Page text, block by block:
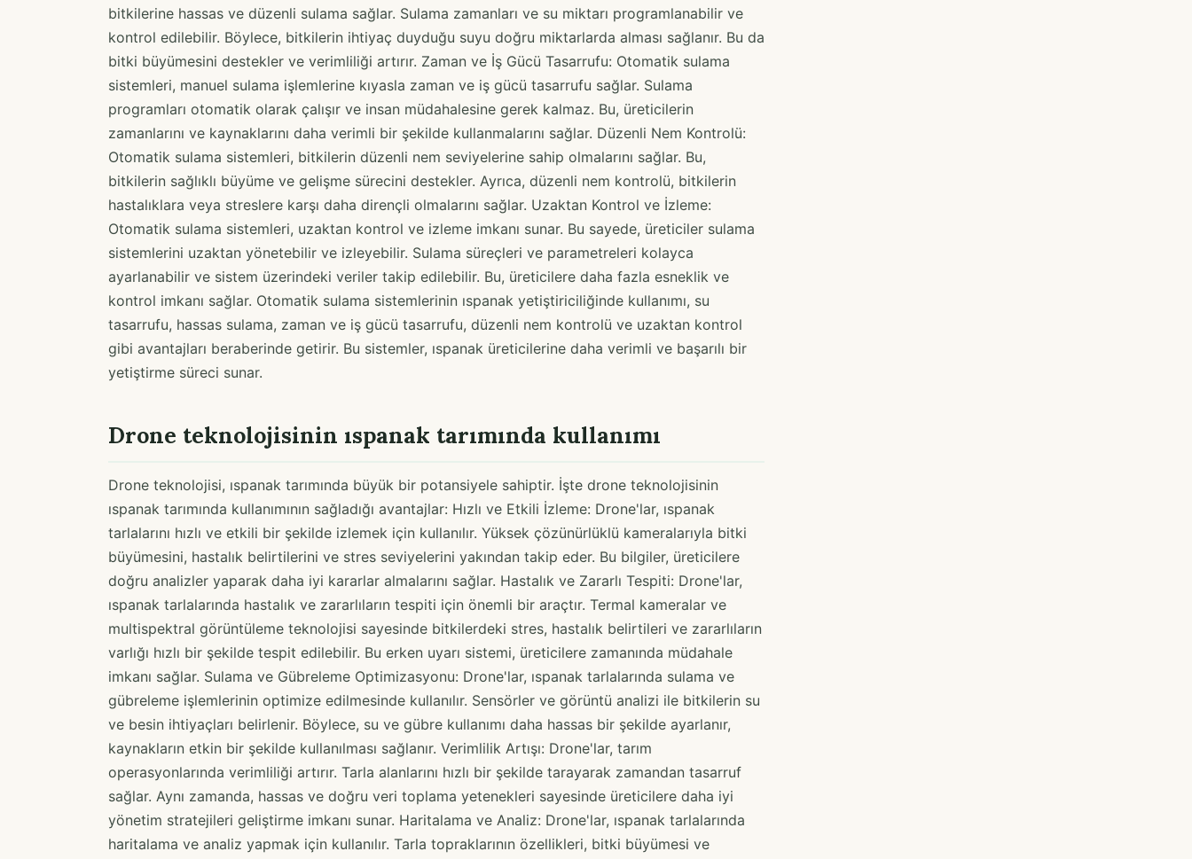
bitkilerine hassas ve düzenli sulama sağlar. Sulama zamanları ve su miktarı programlanabilir ve
kontrol edilebilir. Böylece, bitkilerin ihtiyaç duyduğu suyu doğru miktarlarda alması sağlanır. Bu da
bitki büyümesini destekler ve verimliliği artırır. Zaman ve İş Gücü Tasarrufu: Otomatik sulama
sistemleri, manuel sulama işlemlerine kıyasla zaman ve iş gücü tasarrufu sağlar. Sulama
programları otomatik olarak çalışır ve insan müdahalesine gerek kalmaz. Bu, üreticilerin
zamanlarını ve kaynaklarını daha verimli bir şekilde kullanmalarını sağlar. Düzenli Nem Kontrolü:
Otomatik sulama sistemleri, bitkilerin düzenli nem seviyelerine sahip olmalarını sağlar. Bu,
bitkilerin sağlıklı büyüme ve gelişme sürecini destekler. Ayrıca, düzenli nem kontrolü, bitkilerin
hastalıklara veya streslere karşı daha dirençli olmalarını sağlar. Uzaktan Kontrol ve İzleme:
Otomatik sulama sistemleri, uzaktan kontrol ve izleme imkanı sunar. Bu sayede, üreticiler sulama
sistemlerini uzaktan yönetebilir ve izleyebilir. Sulama süreçleri ve parametreleri kolayca
ayarlanabilir ve sistem üzerindeki veriler takip edilebilir. Bu, üreticilere daha fazla esneklik ve
kontrol imkanı sağlar. Otomatik sulama sistemlerinin ıspanak yetiştiriciliğinde kullanımı, su
tasarrufu, hassas sulama, zaman ve iş gücü tasarrufu, düzenli nem kontrolü ve uzaktan kontrol
gibi avantajları beraberinde getirir. Bu sistemler, ıspanak üreticilerine daha verimli ve başarılı bir
yetiştirme süreci sunar.
Drone teknolojisinin ıspanak tarımında kullanımı
Drone teknolojisi, ıspanak tarımında büyük bir potansiyele sahiptir. İşte drone teknolojisinin
ıspanak tarımında kullanımının sağladığı avantajlar: Hızlı ve Etkili İzleme: Drone'lar, ıspanak
tarlalarını hızlı ve etkili bir şekilde izlemek için kullanılır. Yüksek çözünürlüklü kameralarıyla bitki
büyümesini, hastalık belirtilerini ve stres seviyelerini yakından takip eder. Bu bilgiler, üreticilere
doğru analizler yaparak daha iyi kararlar almalarını sağlar. Hastalık ve Zararlı Tespiti: Drone'lar,
ıspanak tarlalarında hastalık ve zararlıların tespiti için önemli bir araçtır. Termal kameralar ve
multispektral görüntüleme teknolojisi sayesinde bitkilerdeki stres, hastalık belirtileri ve zararlıların
varlığı hızlı bir şekilde tespit edilebilir. Bu erken uyarı sistemi, üreticilere zamanında müdahale
imkanı sağlar. Sulama ve Gübreleme Optimizasyonu: Drone'lar, ıspanak tarlalarında sulama ve
gübreleme işlemlerinin optimize edilmesinde kullanılır. Sensörler ve görüntü analizi ile bitkilerin su
ve besin ihtiyaçları belirlenir. Böylece, su ve gübre kullanımı daha hassas bir şekilde ayarlanır,
kaynakların etkin bir şekilde kullanılması sağlanır. Verimlilik Artışı: Drone'lar, tarım
operasyonlarında verimliliği artırır. Tarla alanlarını hızlı bir şekilde tarayarak zamandan tasarruf
sağlar. Aynı zamanda, hassas ve doğru veri toplama yetenekleri sayesinde üreticilere daha iyi
yönetim stratejileri geliştirme imkanı sunar. Haritalama ve Analiz: Drone'lar, ıspanak tarlalarında
haritalama ve analiz yapmak için kullanılır. Tarla topraklarının özellikleri, bitki büyümesi ve